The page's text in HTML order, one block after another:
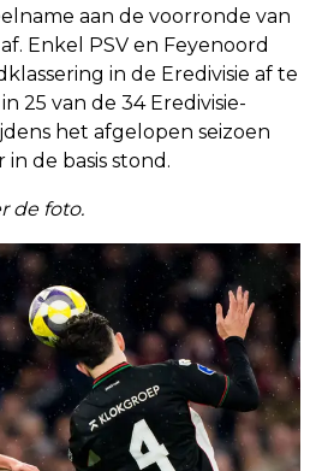
aan de voorronde van
Enkel PSV en Feyenoord
in de Eredivisie af te
25 van de 34 Eredivisie-
het afgelopen seizoen
in de basis stond.
de foto.